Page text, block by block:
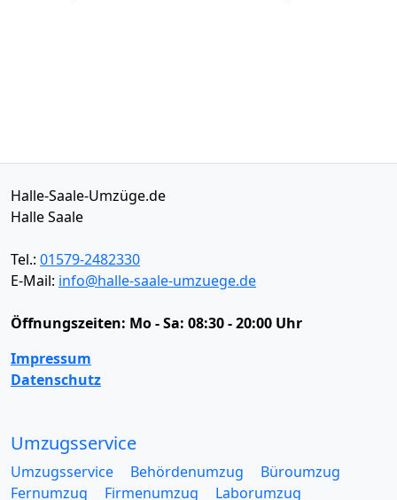
Halle-Saale-Umzüge.de
Halle Saale
Tel.: 01579-2482330
E-Mail: info@halle-saale-umzuege.de
Öffnungszeiten: Mo - Sa: 08:30 - 20:00 Uhr
Impressum
Datenschutz
Umzugsservice
Umzugsservice Behördenumzug
Büroumzug
Fernumzug
Firmenumzug
Laborumzug